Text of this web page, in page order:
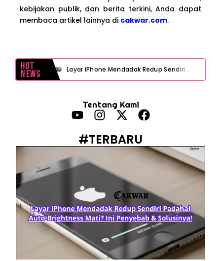
kebijakan publik, dan berita terkini, Anda dapat
membaca artikel lainnya di cakwar.com.
Hot
News Layar iPhone Mendadak Redup Sendiri Padahal Auto-Brightness Mati? Ini Penyebab & Solusinya!
Prabowo Sebut ‘Londo Ireng’, Ray Rangkuti Desak DPR Bersikap, Ini Ulasan Politiknya
MAKI Soroti Penahanan Eks Jampidsus Febrie Adriansyah Tanpa Rompi Pink
Babak Baru Kasus Febrie Adriansyah, Rencana Praperadilan Penyitaan Emas dan Uang Tunai Jadi Sorotan
Baterai Apple Watch Cepat Boros? Ini Penyebab dan Cara Mengatasinya
HP Huawei Cepat Panas? Ini Penyebab Utama dan Cara Mengatasinya
Tentang Kami
#TERBARU